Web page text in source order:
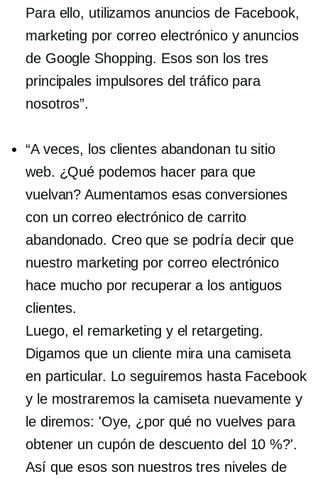
Para ello, utilizamos anuncios de Facebook,
marketing por correo electrónico y anuncios
de Google Shopping. Esos son los tres
principales impulsores del tráfico para
nosotros”.
“A veces, los clientes abandonan tu sitio
web. ¿Qué podemos hacer para que
vuelvan? Aumentamos esas conversiones
con un correo electrónico de carrito
abandonado. Creo que se podría decir que
nuestro marketing por correo electrónico
hace mucho por recuperar a los antiguos
clientes.
Luego, el remarketing y el retargeting.
Digamos que un cliente mira una camiseta
en particular. Lo seguiremos hasta Facebook
y le mostraremos la camiseta nuevamente y
le diremos: 'Oye, ¿por qué no vuelves para
obtener un cupón de descuento del 10 %?'.
Así que esos son nuestros tres niveles de